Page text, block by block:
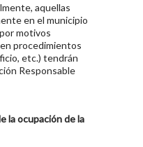
aquellas
en el municipio
motivos
procedimientos
etc.) tendrán
Responsable
la ocupación de la